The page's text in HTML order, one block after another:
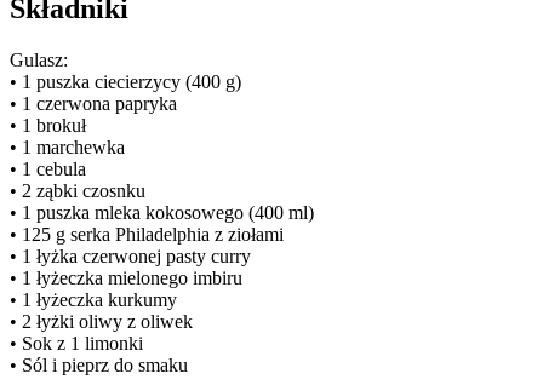
Składniki
Gulasz:
• 1 puszka ciecierzycy (400 g)
• 1 czerwona papryka
• 1 brokuł
• 1 marchewka
• 1 cebula
• 2 ząbki czosnku
• 1 puszka mleka kokosowego (400 ml)
• 125 g serka Philadelphia z ziołami
• 1 łyżka czerwonej pasty curry
• 1 łyżeczka mielonego imbiru
• 1 łyżeczka kurkumy
• 2 łyżki oliwy z oliwek
• Sok z 1 limonki
• Sól i pieprz do smaku